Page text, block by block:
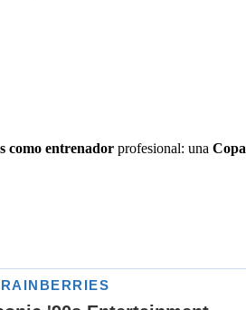
como entrenador profesional: una